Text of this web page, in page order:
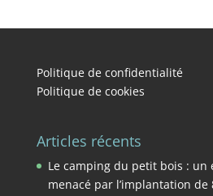
Politique de confidentialité
Politique de cookies
Articles récents
Le camping du petit bois : un
menacé par l’implantation de